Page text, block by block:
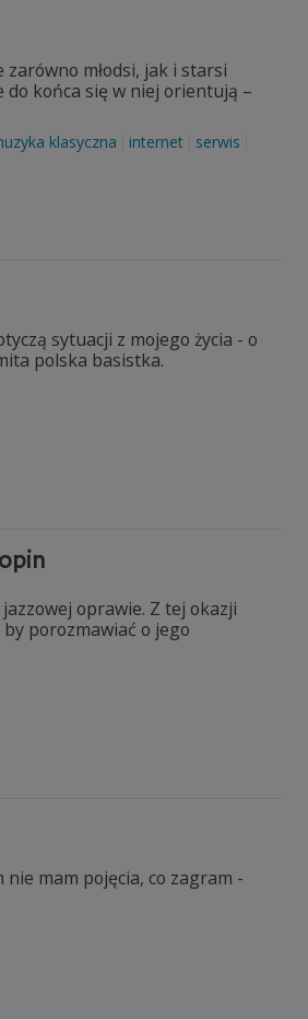
młodsi, jak i starsi
końca się w niej orientują –
klasyczna internet serwis
sytuacji z mojego życia - o
polska basistka.
oprawie. Z tej okazji
porozmawiać o jego
mam pojęcia, co zagram -